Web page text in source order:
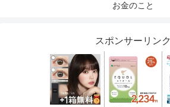
お金のこと
スポンサーリンク